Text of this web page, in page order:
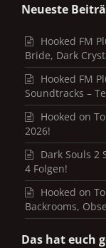
Neueste
Hooked FM
Bride, Dark
Hooked FM
Soundtracks –
Hooked on
2026!
Dark Souls 2
4 Folgen!
Hooked on
Backrooms,
Das hat euch